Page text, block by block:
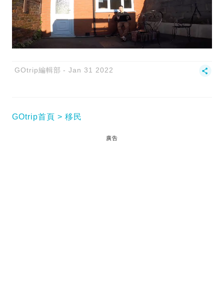
GOtrip編輯部 Jan 31 2022
GOtrip首頁 移民
廣告